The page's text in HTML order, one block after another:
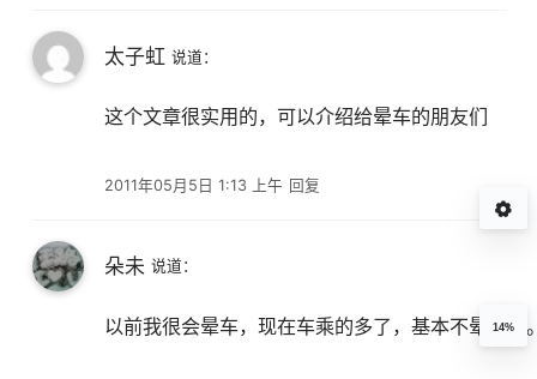
太子虹 说道：
2011年05月5日 1:13 上午
这个文章很实用的，可以介绍给晕车的朋友们
回复
朵未 说道：
以前我很会晕车，现在车乘的多了，基本不晕车了
14%